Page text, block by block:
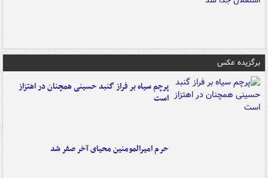
برگزیده عکس
پرچم سیاه بر فراز گنبد حسینی همچنان در اهتزاز
است
حرم امیرالمومنین محیای آخر صفر شد